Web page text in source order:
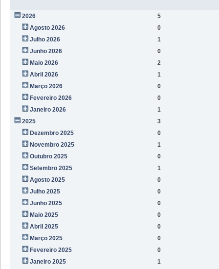
2026
5
Agosto 2026
0
Julho 2026
1
Junho 2026
0
Maio 2026
2
Abril 2026
1
Março 2026
0
Fevereiro 2026
0
Janeiro 2026
1
2025
3
Dezembro 2025
0
Novembro 2025
1
Outubro 2025
0
Setembro 2025
1
Agosto 2025
0
Julho 2025
0
Junho 2025
0
Maio 2025
0
Abril 2025
0
Março 2025
0
Fevereiro 2025
0
Janeiro 2025
1